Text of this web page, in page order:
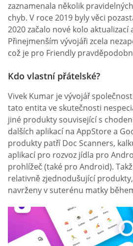
zaznamenala několik
chyb. V roce 2019 byly věci
2020 začalo nové kolo aktualizací
Přinejmenším vývojáři zcela
což je pro Friendly
Kdo vlastní přátelské?
Vivek Kumar je vývojář
tato entita ve skutečnosti
jiné produkty související s
dalších aplikací na AppStore a
produkty patří Doc Scanners,
aplikací pro rozvoz jídla pro
prohlížeč (také pro Android).
relativně zjednodušující
navrženy v suterénu matky